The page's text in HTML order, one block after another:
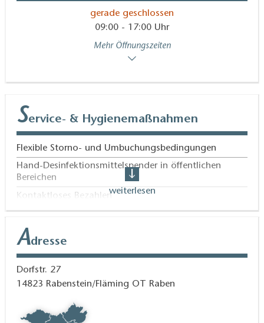
gerade geschlossen
09:00 - 17:00 Uhr
Mehr Öffnungszeiten
Service- & Hygienemaßnahmen
Flexible Storno- und Umbuchungsbedingungen
Hand-Desinfektionsmittelspender in öffentlichen
Bereichen
Kontaktloses Bezahlen
Lüftungskonzept und / oder Hochleistungsfiltergeräte
vorhanden
Onlinebuchung
weiterlesen
Adresse
Dorfstr. 27
14823 Rabenstein/Fläming OT Raben